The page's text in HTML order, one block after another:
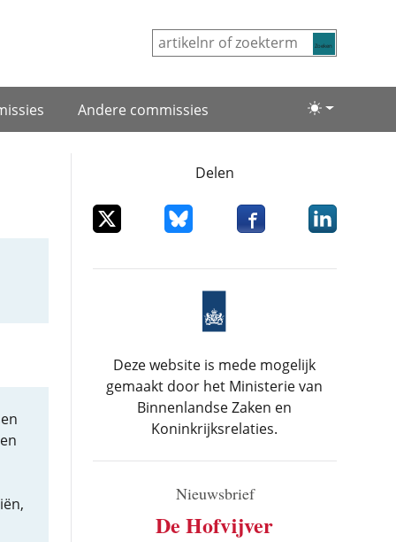
Lichte/
Andere commissies
Delen
Deel dit item op XDeel dit item op Bluesky
Deel dit item op
Deel dit
Deze website is mede mogelijk
gemaakt door het Ministerie van
Binnenlandse Zaken en
Koninkrijksrelaties.
Nieuwsbrief
De Hofvijver